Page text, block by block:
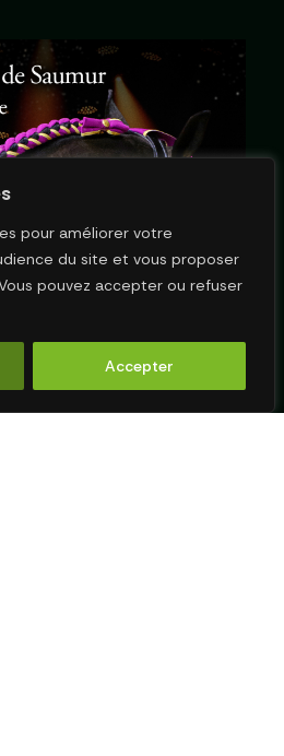
pour améliorer votre
du site et vous proposer
pouvez accepter ou refuser
Accepter